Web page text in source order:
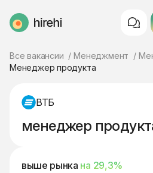
HireHi
Все вакансии Менеджмент
Менеджер продукта
ВТБ
менеджер
выше рынка на 29,3%